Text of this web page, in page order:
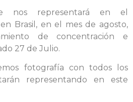
nos representará en el
Brasil, en el mes de agosto,
de concentración e
27 de Julio.
fotografía con todos los
representando en este